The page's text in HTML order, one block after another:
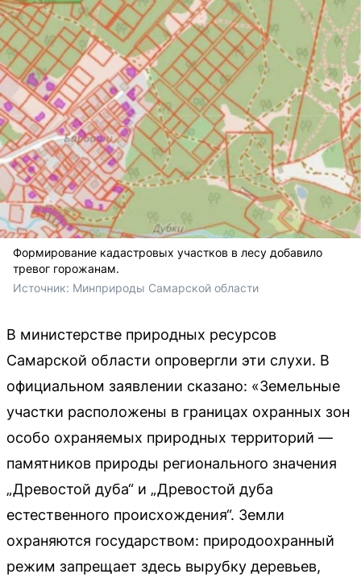
Формирование кадастровых участков в лесу добавило
тревог горожанам.
Источник: Минприроды Самарской области
В министерстве природных ресурсов
Самарской области опровергли эти слухи. В
официальном заявлении сказано: «Земельные
участки расположены в границах охранных зон
особо охраняемых природных территорий —
памятников природы регионального значения
„Древостой дуба“ и „Древостой дуба
естественного происхождения“. Земли
охраняются государством: природоохранный
режим запрещает здесь вырубку деревьев,